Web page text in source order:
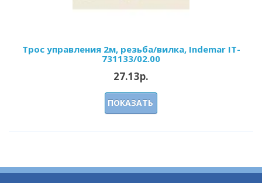
Трос управления 2м, резьба/вилка, Indemar IT-
731133/02.00
27.13р.
ПОКАЗАТЬ